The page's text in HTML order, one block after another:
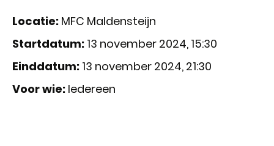
Locatie: MFC Maldensteijn
Startdatum: 13 november 2024, 15:30
Einddatum: 13 november 2024, 21:30
Voor wie: Iedereen